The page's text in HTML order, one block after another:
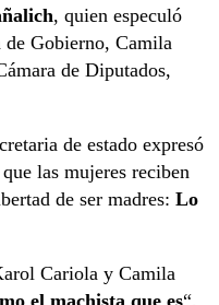
, quien especuló
de Gobierno, Camila
de Diputados,
de estado expresó
las mujeres reciben
de ser madres: Lo
Cariola y Camila
el machista que es“,